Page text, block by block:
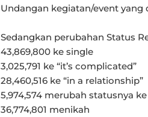
Undangan kegiatan/event yang
Sedangkan perubahan Status
43,869,800 ke single
3,025,791 ke “it’s complicated”
28,460,516 ke “in a relationship”
5,974,574 merubah statusnya ke
36,774,801 menikah